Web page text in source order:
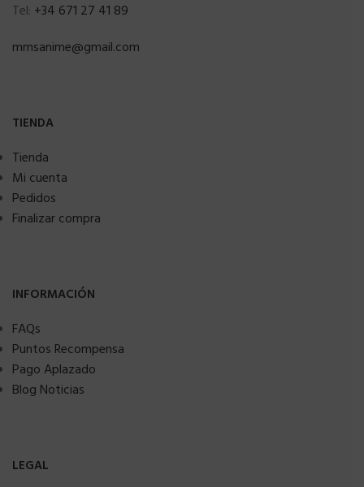
Tel: +34 671 27 41 89
mmsanime@gmail.com
TIENDA
Tienda
Mi cuenta
Pedidos
Finalizar compra
INFORMACIÓN
FAQs
Puntos Recompensa
Pago Aplazado
Blog Noticias
LEGAL